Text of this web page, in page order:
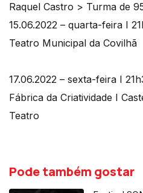
Raquel Castro > Turma de
15.06.2022 – quarta-feira I
Teatro Municipal da Covilhã
17.06.2022 – sexta-feira I
Fábrica da Criatividade I
Teatro
Pode também gostar